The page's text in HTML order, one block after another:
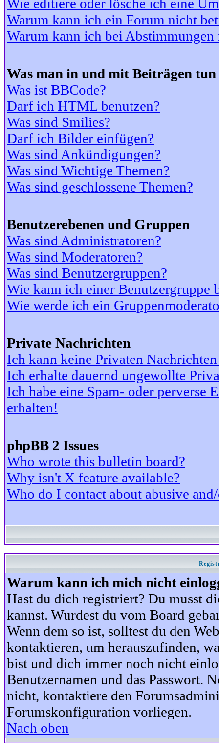
Wie editiere oder lösche ich eine
Warum kann ich ein Forum nicht
Warum kann ich bei
Was man in und mit Beiträgen
Was ist BBCode?
Darf ich HTML benutzen?
Was sind Smilies?
Darf ich Bilder einfügen?
Was sind Ankündigungen?
Was sind Wichtige Themen?
Was sind geschlossene Themen?
Benutzerebenen und Gruppen
Was sind Administratoren?
Was sind Moderatoren?
Was sind Benutzergruppen?
Wie kann ich einer Benutzergruppe
Wie werde ich ein
Private Nachrichten
Ich kann keine Privaten
Ich erhalte dauernd ungewollte
Ich habe eine Spam- oder perverse
erhalten!
phpBB 2 Issues
Who wrote this bulletin board?
Why isn't X feature available?
Who do I contact about abusive
Warum kann ich mich nicht
Hast du dich registriert? Du musst
kannst. Wurdest du vom Board
Wenn dem so ist, solltest du den
kontaktieren, um herauszufinden,
bist und dich immer noch nicht
Benutzernamen und das Passwort.
nicht, kontaktiere den
Forumskonfiguration vorliegen.
Nach oben